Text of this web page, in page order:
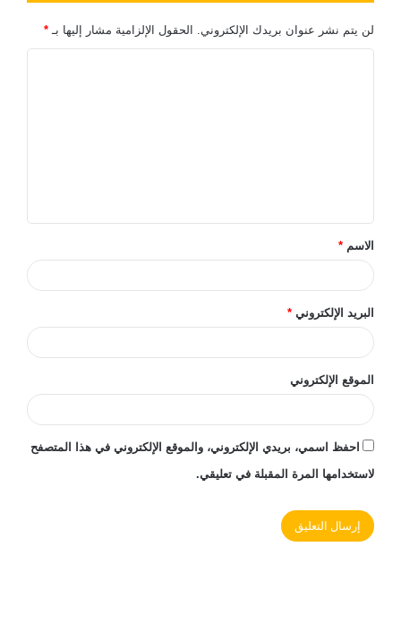
لن يتم نشر عنوان بريدك الإلكتروني. الحقول الإلزامية مشار إليها بـ *
ق
*الاسم *
البريد الإلكتروني *
الموقع الإلكتروني
احفظ اسمي، بريدي الإلكتروني، والموقع الإلكتروني في هذا المتصفح
لاستخدامها المرة المقبلة في تعليقي.